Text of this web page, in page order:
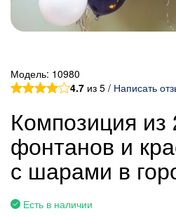
Модель: 10980
4.7 из 5 / Написать
Композиция из
фонтанов и
с шарами в
Есть в наличии